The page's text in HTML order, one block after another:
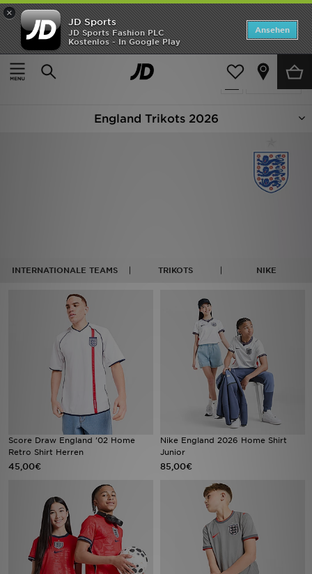
×
JD Sports
JD Sports Fashion PLC
Kostenlos - In Google Play
Ansehen
Home
Fußball - England
Verfeinern
19 Produkte
England Trikots 2026
INTERNATIONALE TEAMS TRIKOTS NIKE
Score Draw England '02 Home
Retro Shirt Herren
45,00€
Nike England 2026 Home Shirt
Junior
85,00€
ANGEBOTE
Neuheiten
Lade die APP
Filialfinder
Mein JD
Hilfe & Kontakt
Geschenkgutschein
Studenten